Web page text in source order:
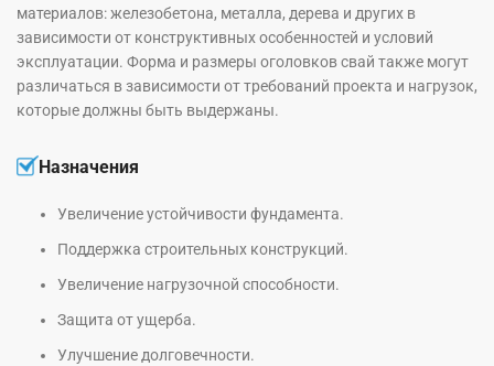
материалов: железобетона, металла, дерева и других в
зависимости от конструктивных особенностей и условий
эксплуатации. Форма и размеры оголовков свай также могут
различаться в зависимости от требований проекта и нагрузок,
которые должны быть выдержаны.
Назначения
Увеличение устойчивости фундамента.
Поддержка строительных конструкций.
Увеличение нагрузочной способности.
Защита от ущерба.
Улучшение долговечности.